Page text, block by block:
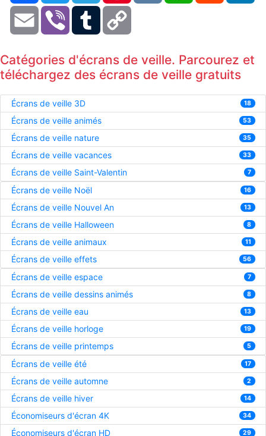
Email Viber Tumblr
Catégories d'écrans de veille. Parcourez et
téléchargez des écrans de veille gratuits
Écrans de veille 3D 18
Écrans de veille animés 53
Écrans de veille nature 35
Écrans de veille vacances 33
Écrans de veille Saint-Valentin 7
Écrans de veille Noël 16
Écrans de veille Nouvel An 13
Écrans de veille Halloween 8
Écrans de veille animaux 11
Écrans de veille effets 56
Écrans de veille espace 7
Écrans de veille dessins animés 8
Écrans de veille eau 13
Écrans de veille horloge 19
Écrans de veille printemps 5
Écrans de veille été 17
Écrans de veille automne 2
Écrans de veille hiver 14
Économiseurs d'écran 4K 34
Économiseurs d'écran HD 29